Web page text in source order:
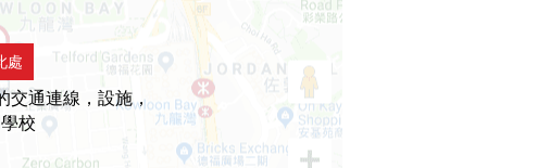
處
交通連線，設施，
校